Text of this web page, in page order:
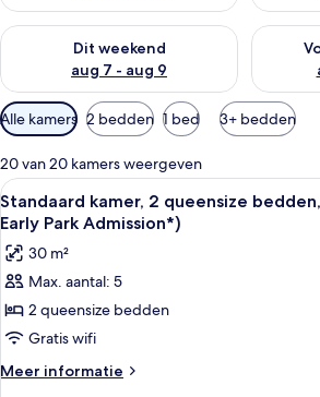
Dit weekend
aug 7 - aug 9
De beschikbaarheid controleren voor
De
Beschikbare
filters
voor
kamers
Alle kamers 2 bedden 1 bed 3+ bedden
20 van 20 kamers weergeven
Alle
foto's
voor
Standaard
kamer,
2
queensize
bedden,
6
Standaard kamer, 2 queensize
Early Park Admission*)
30 m²
Max. aantal: 5
2 queensize bedden
Gratis wifi
Meer informatie
Meer